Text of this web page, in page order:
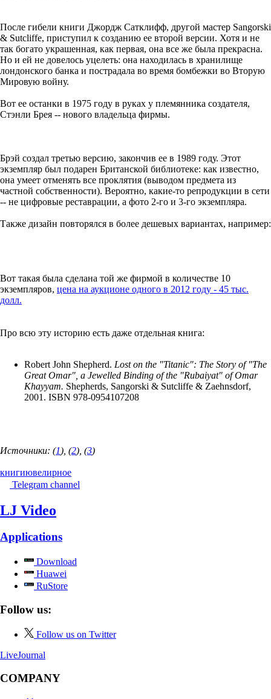
После гибели книги Джордж Сатклифф, другой мастер Sangorski
& Sutcliffe, приступил к созданию ее второй версии. Хотя и не
так богато украшенная, как первая, она все же была прекрасна.
Но и ей не довелось уцелеть: она находилась в хранилище
лондонского банка и пострадала во время бомбежки во Вторую
Мировую войну.
Вот ее останки в 1975 году в руках у племянника создателя,
Стэнли Брея -- нового владельца фирмы.
Брэй создал третью версию, закончив ее в 1989 году. Этот
экземпляр был подарен Британской библиотеке: как известно,
она умеет отменять все проклятия (выводом предмета из
частной собственности). Вероятно, какие-то репродукции в сети
-- не цифровые реставрации, а фото 2-го и 3-го экземпляра.
Также дизайн повторялся в более дешевых вариантах, например:
Вот такая была сделана той же фирмой в количестве 10
экземпляров, цена на аукционе одного в 2012 году - 45 тыс.
долл.
Про всю эту историю есть даже отдельная книга:
Robert John Shepherd. Lost on the "Titanic": The Story of "The
Great Omar", a Jewelled Binding of the "Rubaiyat" of Omar
Khayyam. Shepherds, Sangorski & Sutcliffe & Zaehnsdorf,
2001. ISBN‎ 978-0954107208
Источники: (1), (2), (3)
книгиювелирное
Telegram channel
LJ Video
Applications
Download
Huawei
RuStore
Follow us:
Follow us on Twitter
LiveJournal
COMPANY